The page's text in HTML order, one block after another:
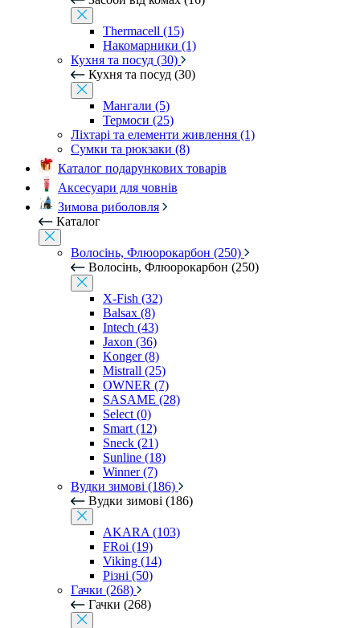
Thermacell (15)
Накомарники (1)
Кухня та посуд (30)
Кухня та посуд (30)
Мангали (5)
Термоси (25)
Ліхтарі та елементи живлення (1)
Сумки та рюкзаки (8)
Каталог подарункових товарів
Аксесуари для човнів
Зимова риболовля
Каталог
Волосінь, Флюорокарбон (250)
Волосінь, Флюорокарбон (250)
X-Fish (32)
Balsax (8)
Intech (43)
Jaxon (36)
Konger (8)
Mistrall (25)
OWNER (7)
SASAME (28)
Select (0)
Smart (12)
Sneck (21)
Sunline (18)
Winner (7)
Вудки зимові (186)
Вудки зимові (186)
AKARA (103)
FRoi (19)
Viking (14)
Різні (50)
Гачки (268)
Гачки (268)